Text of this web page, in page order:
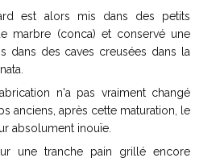
est alors mis dans des petits
marbre (conca) et conservé une
dans des caves creusées dans la
n'a pas vraiment changé
anciens, après cette maturation, le
absolument inouïe.
une tranche pain grillé encore